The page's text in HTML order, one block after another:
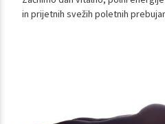
in prijetnih svežih poletnih